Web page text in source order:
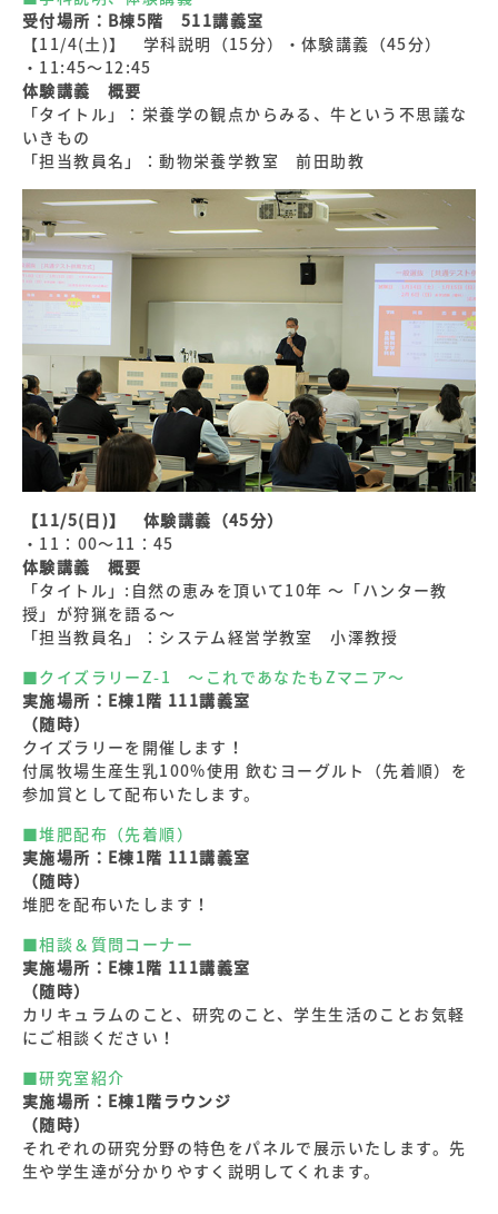
受付場所：B棟5階 511講義室
【11/4(土)】 学科説明（15分）・体験講義（45分）
・11:45～12:45
体験講義 概要
「タイトル」：栄養学の観点からみる、牛という不思議な
いきもの
「担当教員名」：動物栄養学教室 前田助教
【11/5(日)】 体験講義（45分）
・11：00～11：45
体験講義 概要
「タイトル」:自然の恵みを頂いて10年 〜「ハンター教
授」が狩猟を語る〜
「担当教員名」：システム経営学教室 小澤教授
■クイズラリーZ-1 〜これであなたもZマニア〜
実施場所：E棟1階 111講義室
（随時）
クイズラリーを開催します！
付属牧場生産生乳100%使用 飲むヨーグルト（先着順）を
参加賞として配布いたします。
■堆肥配布（先着順）
実施場所：E棟1階 111講義室
（随時）
堆肥を配布いたします！
■相談＆質問コーナー
実施場所：E棟1階 111講義室
（随時）
カリキュラムのこと、研究のこと、学生生活のことお気軽
にご相談ください！
■研究室紹介
実施場所：E棟1階ラウンジ
（随時）
それぞれの研究分野の特色をパネルで展示いたします。先
生や学生達が分かりやすく説明してくれます。